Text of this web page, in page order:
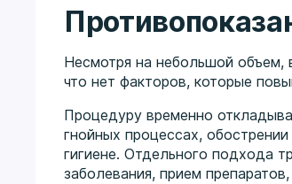
Несмотря на небольшой объем,
что нет факторов, которые
Процедуру временно
гнойных процессах,
гигиене. Отдельного подхода
заболевания, прием